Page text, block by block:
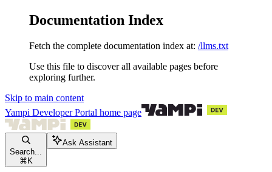
Documentation Index
Fetch the complete documentation index at: /llms.txt
Use this file to discover all available pages before
exploring further.
Skip to main content
Yampi Developer Portal home page
Search...
⌘ K
Ask Assistant